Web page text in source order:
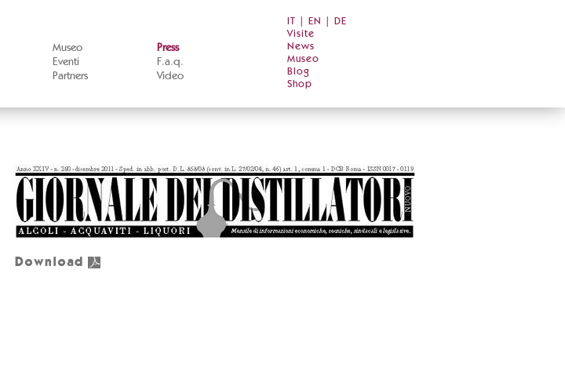
Museo
Eventi
Partners
Press
F.a.q.
Video
IT EN
DE
Visite
News
Museo
Blog
Shop
Download